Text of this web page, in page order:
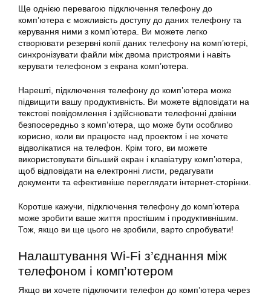
Ще однією перевагою підключення телефону до
комп’ютера є можливість доступу до даних телефону та
керування ними з комп’ютера. Ви можете легко
створювати резервні копії даних телефону на комп’ютері,
синхронізувати файли між двома пристроями і навіть
керувати телефоном з екрана комп’ютера.
Нарешті, підключення телефону до комп’ютера може
підвищити вашу продуктивність. Ви можете відповідати на
текстові повідомлення і здійснювати телефонні дзвінки
безпосередньо з комп’ютера, що може бути особливо
корисно, коли ви працюєте над проектом і не хочете
відволікатися на телефон. Крім того, ви можете
використовувати більший екран і клавіатуру комп’ютера,
щоб відповідати на електронні листи, редагувати
документи та ефективніше переглядати інтернет-сторінки.
Коротше кажучи, підключення телефону до комп’ютера
може зробити ваше життя простішим і продуктивнішим.
Тож, якщо ви ще цього не зробили, варто спробувати!
Налаштування Wi-Fi з’єднання між
телефоном і комп’ютером
Якщо ви хочете підключити телефон до комп’ютера через